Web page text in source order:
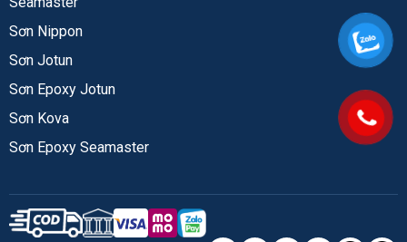
Sơn Nippon
Sơn Jotun
Sơn Epoxy Jotun
Sơn Kova
Sơn Epoxy Seamaster